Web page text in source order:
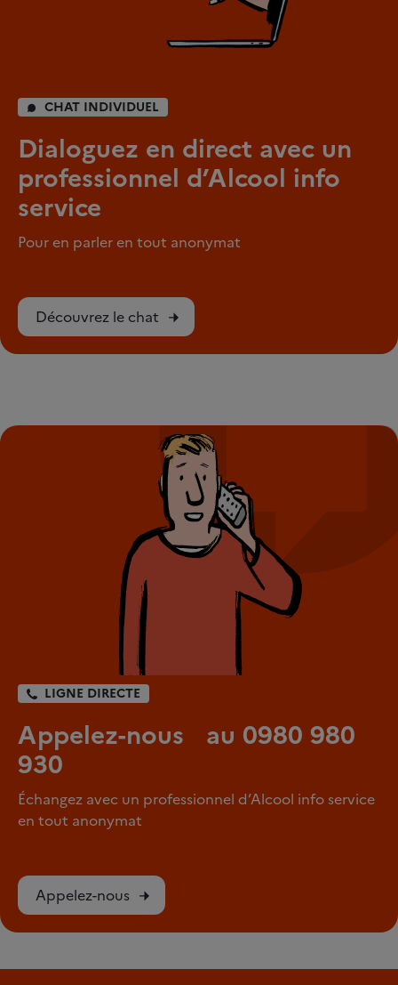
CHAT INDIVIDUEL
Dialoguez en direct avec un
professionnel d’Alcool info
service
Pour en parler en tout anonymat
Découvrez le chat
LIGNE DIRECTE
Appelez-nous au 0980 980
930
Échangez avec un professionnel d’Alcool info service
en tout anonymat
Appelez-nous